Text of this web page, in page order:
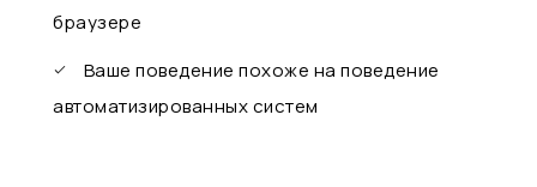
браузере
Ваше поведение похоже на поведение
автоматизированных систем